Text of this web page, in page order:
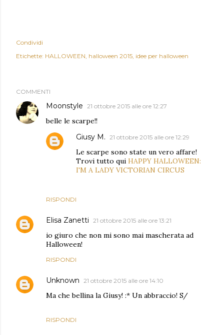
Condividi
Etichette: HALLOWEEN halloween 2015 idee per halloween
COMMENTI
Moonstyle 21 ottobre 2015 alle ore 12:27
belle le scarpe!!
RISPONDI
Giusy M. 21 ottobre 2015 alle ore 12:29
Le scarpe sono state un vero affare!
Trovi tutto qui HAPPY HALLOWEEN:
I'M A LADY VICTORIAN CIRCUS
Elisa Zanetti 21 ottobre 2015 alle ore 13:21
io giuro che non mi sono mai mascherata ad
Halloween!
RISPONDI
Unknown 21 ottobre 2015 alle ore 14:10
Ma che bellina la Giusy! :* Un abbraccio! S/
RISPONDI